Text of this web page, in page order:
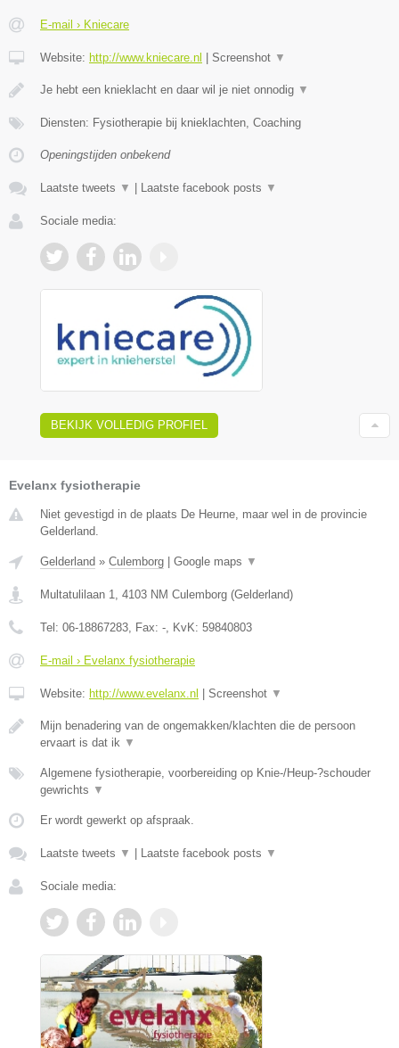
E-mail › Kniecare
Website: http://www.kniecare.nl Screenshot ▼
Je hebt een knieklacht en daar wil je niet onnodig ▼
Diensten: Fysiotherapie bij knieklachten, Coaching
Openingstijden onbekend
Laatste tweets ▼ Laatste facebook posts ▼
Sociale media:
BEKIJK VOLLEDIG PROFIEL
Evelanx fysiotherapie
Niet gevestigd in de plaats De Heurne, maar wel in de provincie
Gelderland.
Gelderland » Culemborg Google maps ▼
Multatulilaan 1 4103 NM Culemborg (Gelderland)
Tel: 06-18867283 , Fax: - , KvK: 59840803
E-mail › Evelanx fysiotherapie
Website: http://www.evelanx.nl Screenshot ▼
Mijn benadering van de ongemakken/klachten die de persoon
ervaart is dat ik ▼
Algemene fysiotherapie, voorbereiding op Knie-/Heup-?schouder
gewrichts ▼
Er wordt gewerkt op afspraak.
Laatste tweets ▼ Laatste facebook posts ▼
Sociale media: